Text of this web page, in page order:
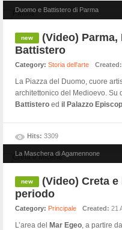
Duomo e Battistero di Parma
(Video) Parma,
Battistero
Category: Storia dell'arte Created:
La Piazza del Duomo, cuore
architettonico del Medioevo. Su
Battistero ed il Palazzo
Hits: 3309
La Maschera di Agamennone
(Video) Creta
periodo
Category: Principale Created: 21
L’area del Mar Egeo, a partire